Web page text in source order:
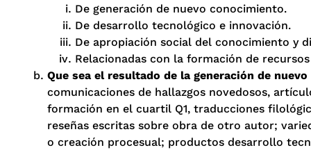
De generación de nuevo conocimiento.
De desarrollo tecnológico e innovación.
De apropiación social del conocimiento y
Relacionadas con la formación de
Que sea el resultado de la generación de
comunicaciones de hallazgos novedosos,
formación en el cuartil Q1, traducciones
reseñas escritas sobre obra de otro autor;
o creación procesual; productos desarrollo